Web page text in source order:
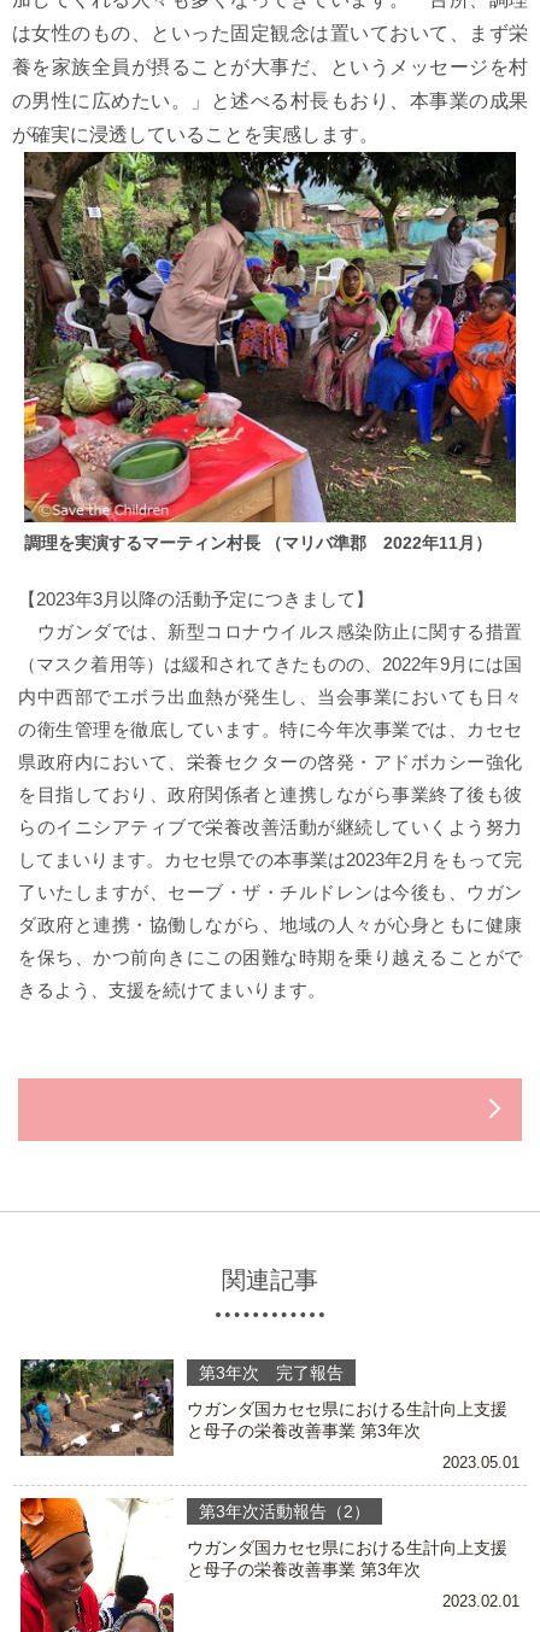
は女性のもの、といった固定観念は置いておいて、まず栄
養を家族全員が摂ることが大事だ、というメッセージを村
の男性に広めたい。」と述べる村長もおり、本事業の成果
が確実に浸透していることを実感します。
調理を実演するマーティン村長 （マリバ準郡 2022年11月）
【2023年3月以降の活動予定につきまして】
ウガンダでは、新型コロナウイルス感染防止に関する措置
（マスク着用等）は緩和されてきたものの、2022年9月には国
内中西部でエボラ出血熱が発生し、当会事業においても日々
の衛生管理を徹底しています。特に今年次事業では、カセセ
県政府内において、栄養セクターの啓発・アドボカシー強化
を目指しており、政府関係者と連携しながら事業終了後も彼
らのイニシアティブで栄養改善活動が継続していくよう努力
してまいります。カセセ県での本事業は2023年2月をもって完
了いたしますが、セーブ・ザ・チルドレンは今後も、ウガン
ダ政府と連携・協働しながら、地域の人々が心身ともに健康
を保ち、かつ前向きにこの困難な時期を乗り越えることがで
きるよう、支援を続けてまいります。
関連記事
第3年次 完了報告
ウガンダ国カセセ県における生計向上支援
と母子の栄養改善事業 第3年次
2023.05.01
第3年次活動報告（2）
ウガンダ国カセセ県における生計向上支援
と母子の栄養改善事業 第3年次
2023.02.01